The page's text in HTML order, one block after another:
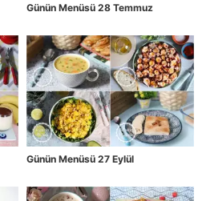
Günün Menüsü 28 Temmuz
Günün Menüsü 27 Eylül